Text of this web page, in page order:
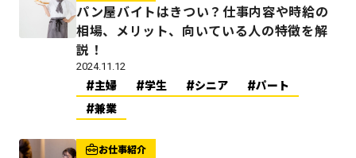
パン屋バイトはきつい？仕事内容や時給の
相場、メリット、向いている人の特徴を解
説！
2024.11.12
主婦 学生 シニア
パート
兼業
お仕事紹介